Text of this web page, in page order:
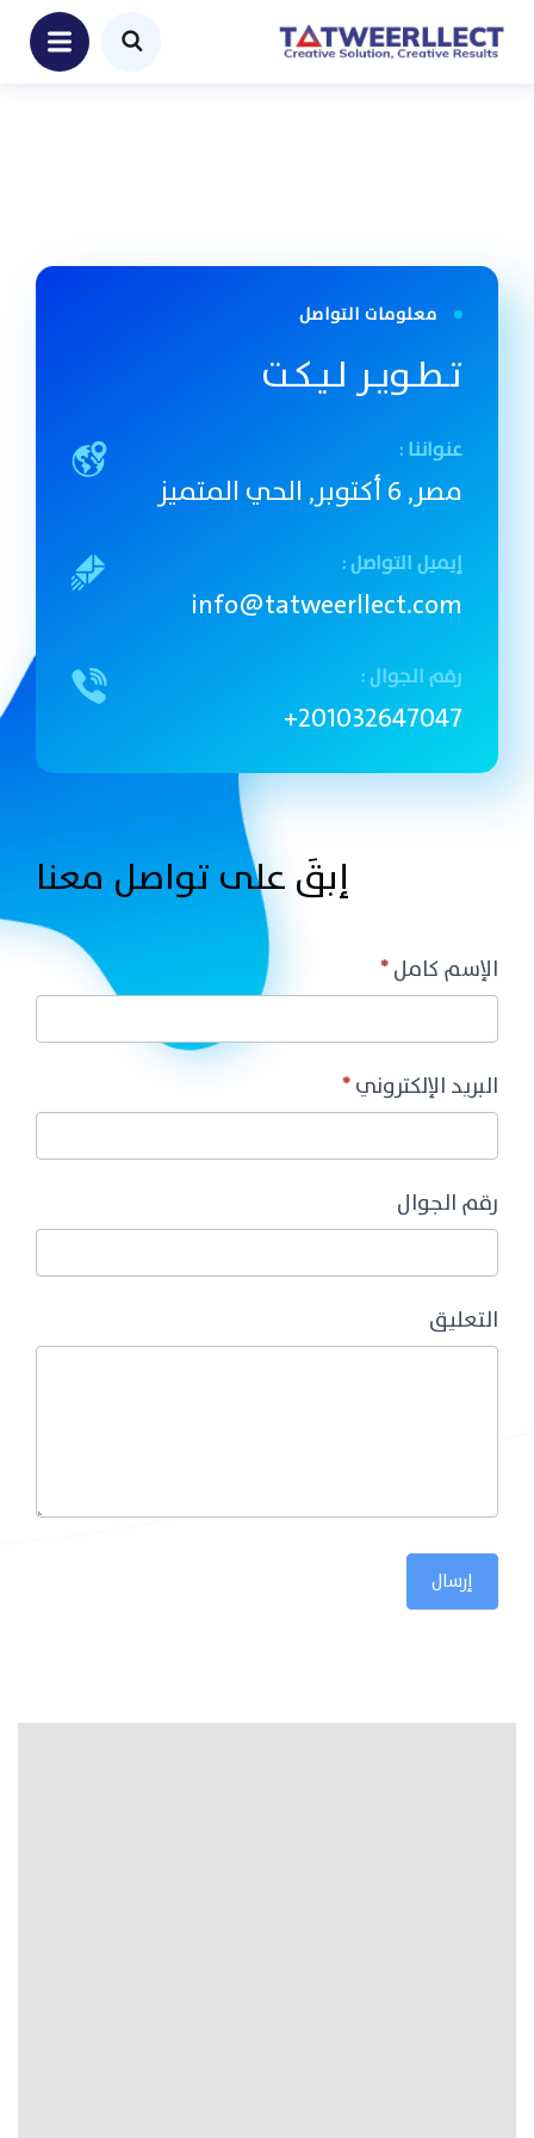
معلومات التواصل
تـطـويـر لـيـكـت
عنواننا :
مصر, 6 أكتوبر, الحي المتميز
إيميل التواصل :
info@tatweerllect.com
رقم الجوال :
201032647047+
إبقَ على تواصل معنا
Contact
Us
الإسم كامل*
البريد الإلكتروني*
رقم الجوال
التعليق
إرسال